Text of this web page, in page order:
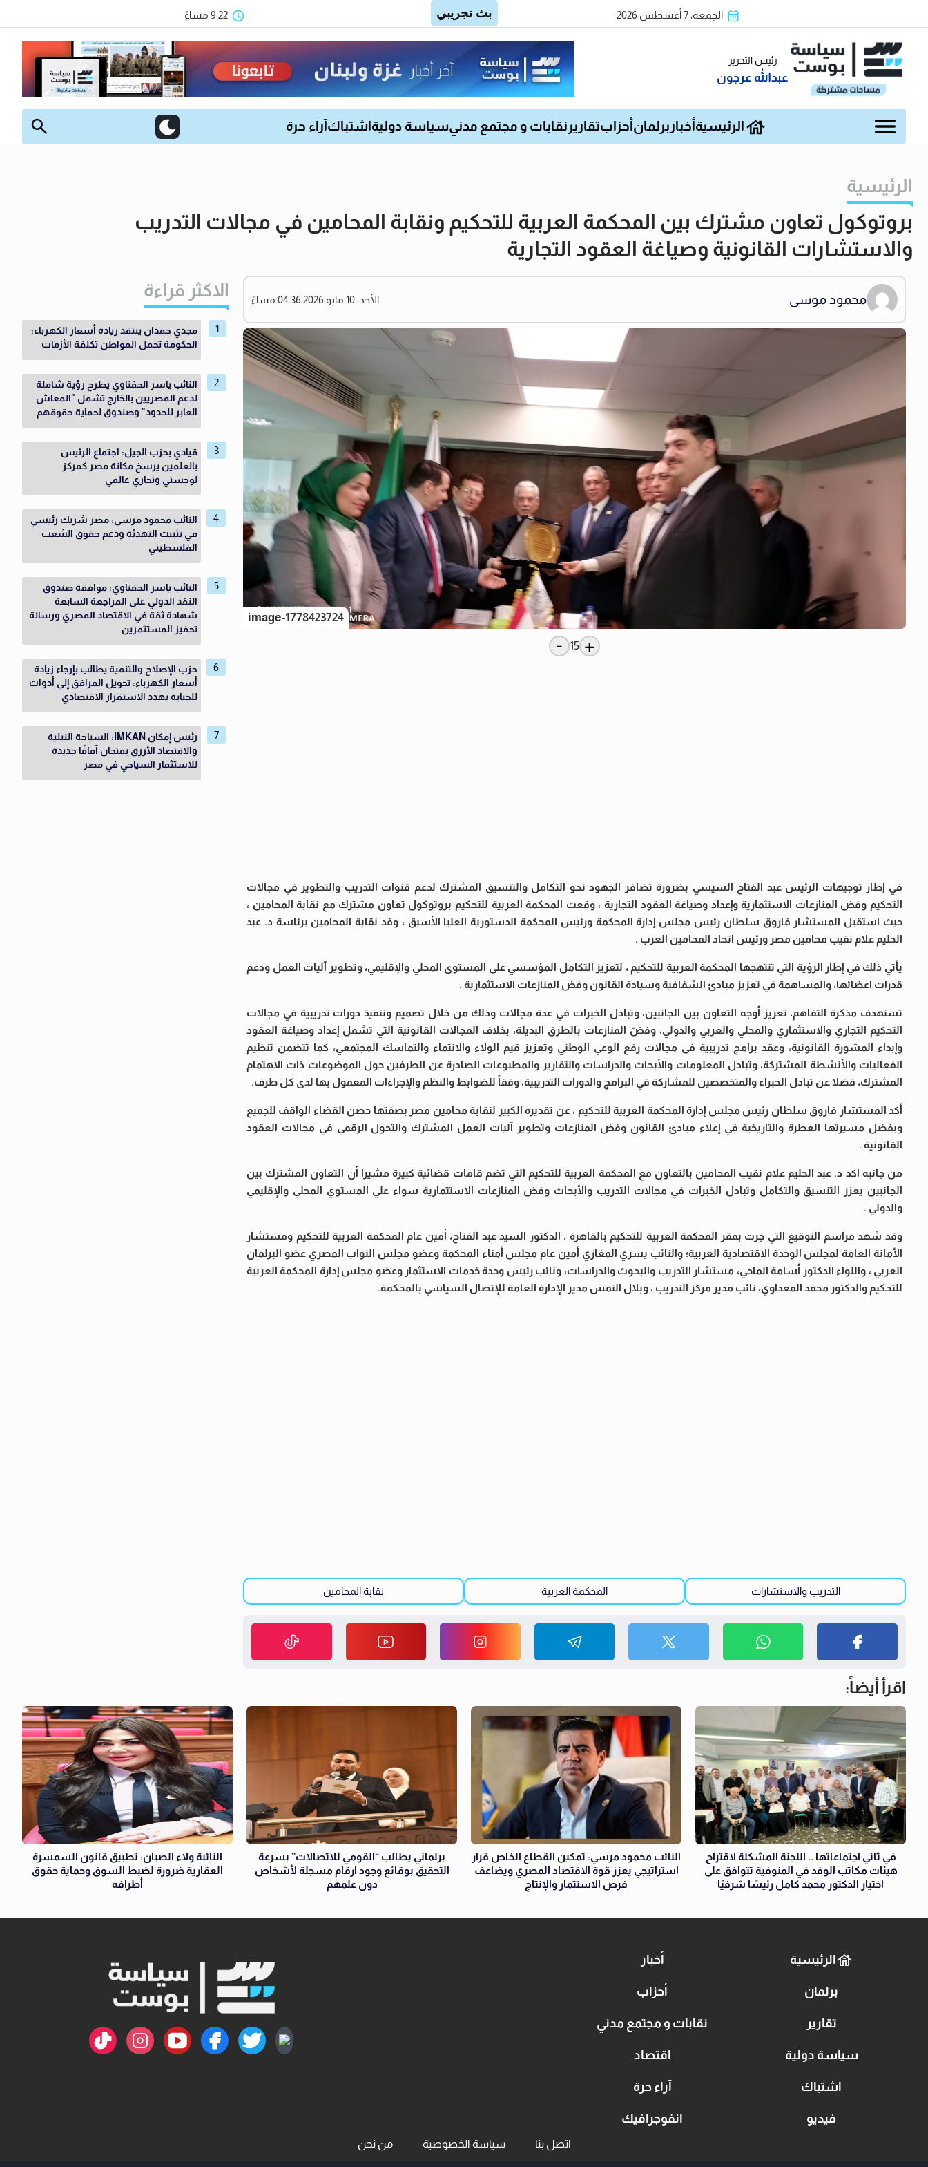
الجمعة، 7 أغسطس 2026 9:22 مساءً
رئيس التحرير
عبدالله عرجون
الرئيسية أخبار برلمان أحزابتقارير نقابات و مجتمع مدنيسياسة دولية اشتباك آراء حرة
الرئيسية
بروتوكول تعاون مشترك بين المحكمة العربية للتحكيم ونقابة المحامين في مجالات التدريب
والاستشارات القانونية وصياغة العقود التجارية
محمود موسى الأحد، 10 مايو 2026 04:36 مساءً
image-1778423724
+
15
-
في إطار توجيهات الرئيس عبد الفتاح السيسي بضرورة تضافر الجهود نحو التكامل والتنسيق المشترك لدعم قنوات التدريب والتطوير في مجالات
التحكيم وفض المنازعات الاستثمارية وإعداد وصياغة العقود التجارية ، وقعت المحكمة العربية للتحكيم بروتوكول تعاون مشترك مع نقابة المحامين ،
حيث استقبل المستشار فاروق سلطان رئيس مجلس إدارة المحكمة ورئيس المحكمة الدستورية العليا الأسبق ، وفد نقابة المحامين برئاسة د. عبد
الحليم علام نقيب محامين مصر ورئيس اتحاد المحامين العرب .
يأتي ذلك في إطار الرؤية التي تنتهجها المحكمة العربية للتحكيم ، لتعزيز التكامل المؤسسي على المستوى المحلي والإقليمي، وتطوير آليات العمل ودعم
قدرات اعضائها، والمساهمة في تعزيز مبادئ الشفافية وسيادة القانون وفض المنازعات الاستثمارية .
تستهدف مذكرة التفاهم، تعزيز أوجه التعاون بين الجانبين، وتبادل الخبرات في عدة مجالات وذلك من خلال تصميم وتنفيذ دورات تدريبية في مجالات
التحكيم التجاري والاستثماري والمحلي والعربي والدولي، وفضّ المنازعات بالطرق البديلة، بخلاف المجالات القانونية التي تشمل إعداد وصياغة العقود
وإبداء المشورة القانونية، وعقد برامج تدريبية فى مجالات رفع الوعي الوطني وتعزيز قيم الولاء والانتماء والتماسك المجتمعي، كما تتضمن تنظيم
الفعاليات والأنشطة المشتركة، وتبادل المعلومات والأبحاث والدراسات والتقارير والمطبوعات الصادرة عن الطرفين حول الموضوعات ذات الاهتمام
المشترك، فضلا عن تبادل الخبراء والمتخصصين للمشاركة في البرامج والدورات التدريبية، وفقاً للضوابط والنظم والإجراءات المعمول بها لدى كل طرف.
أكد المستشار فاروق سلطان رئيس مجلس إدارة المحكمة العربية للتحكيم ، عن تقديره الكبير لنقابة محامين مصر بصفتها حصن القضاء الواقف للجميع
وبفضل مسيرتها العطرة والتاريخية في إعلاء مبادئ القانون وفض المنازعات وتطوير آليات العمل المشترك والتحول الرقمي في مجالات العقود
القانونية .
من جانبه اكد د. عبد الحليم علام نقيب المحامين بالتعاون مع المحكمة العربية للتحكيم التي تضم قامات قضائية كبيرة مشيرا أن التعاون المشترك بين
الجانبين يعزز التنسيق والتكامل وتبادل الخبرات في مجالات التدريب والأبحاث وفض المنازعات الاستثمارية سواء علي المستوي المحلي والإقليمي
والدولي .
وقد شهد مراسم التوقيع التي جرت بمقر المحكمة العربية للتحكيم بالقاهرة ، الدكتور السيد عبد الفتاح، أمين عام المحكمة العربية للتحكيم ومستشار
الأمانة العامة لمجلس الوحدة الاقتصادية العربية؛ والنائب يسري المغازي أمين عام مجلس أمناء المحكمة وعضو مجلس النواب المصري عضو البرلمان
العربي ، واللواء الدكتور أسامة الماحي، مستشار التدريب والبحوث والدراسات، ونائب رئيس وحدة خدمات الاستثمار وعضو مجلس إدارة المحكمة العربية
للتحكيم والدكتور محمد المعداوي، نائب مدير مركز التدريب ، وبلال النمس مدير الإدارة العامة للإتصال السياسي بالمحكمة.
التدريب والاستشارات المحكمة العربية نقابة المحامين
الاكثر قراءة
مجدي حمدان ينتقد زيادة أسعار الكهرباء:
الحكومة تحمل المواطن تكلفة الأزمات
النائب ياسر الحفناوي يطرح رؤية شاملة
لدعم المصريين بالخارج تشمل "المعاش
العابر للحدود" وصندوق لحماية حقوقهم
قيادي بحزب الجيل: اجتماع الرئيس
بالعلمين يرسخ مكانة مصر كمركز
لوجستي وتجاري عالمي
النائب محمود مرسى: مصر شريك رئيسي
في تثبيت التهدئة ودعم حقوق الشعب
الفلسطيني
النائب ياسر الحفناوي: موافقة صندوق
النقد الدولي على المراجعة السابعة
شهادة ثقة في الاقتصاد المصري ورسالة
تحفيز المستثمرين
حزب الإصلاح والتنمية يطالب بإرجاء زيادة
أسعار الكهرباء: تحويل المرافق إلى أدوات
للجباية يهدد الاستقرار الاقتصادي
رئيس إمكان IMKAN: السياحة النيلية
والاقتصاد الأزرق يفتحان آفاقًا جديدة
للاستثمار السياحي في مصر
اقرأ أيضاً:
في ثاني اجتماعاتها .. اللجنة المشكلة لاقتراح
هيئات مكاتب الوفد في المنوفية تتوافق على
اختيار الدكتور محمد كامل رئيسًا شرفيًا
النائب محمود مرسي: تمكين القطاع الخاص قرار
استراتيجي يعزز قوة الاقتصاد المصري ويضاعف
فرص الاستثمار والإنتاج
برلماني يطالب “القومي للاتصالات” بسرعة
التحقيق بوقائع وجود ارقام مسجلة لأشخاص
دون علمهم
النائبة ولاء الصبان: تطبيق قانون السمسرة
العقارية ضرورة لضبط السوق وحماية حقوق
أطرافه
الرئيسية أخبار
برلمان أحزاب
تقارير نقابات و مجتمع مدني
سياسة دولية اقتصاد
اشتباك آراء حرة
فيديو انفوجرافيك
اتصل بنا سياسة الخصوصية من نحن